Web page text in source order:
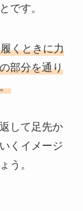
です。
履くときに力
部分を通り
して足先か
くイメージ
う。